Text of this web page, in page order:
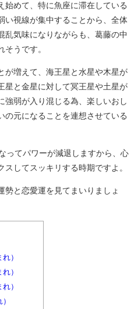
始めて、特に魚座に滞在している
い視線が集中することから、全体
乱気味になりながらも、葛藤の中
そうです。
が増えて、海王星と水星や木星が
星と金星に対して冥王星や土星が
弱が入り混じる為、楽しいおし
の元になることを連想させている
ってパワーが減退しますから、心
してスッキリする時期ですよ。
勢と恋愛運を見てまいりましょ
）
）
）